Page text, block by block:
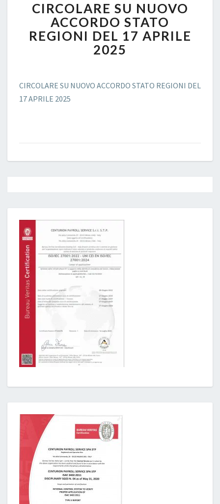
SU
NUOVO
ACCORDO
STATO
REGIONI
APRILE
CIRCOLARE SU NUOVO
ACCORDO STATO
REGIONI DEL 17 APRILE
2025
CIRCOLARE SU NUOVO ACCORDO STATO REGIONI DEL
17 APRILE 2025
navigation